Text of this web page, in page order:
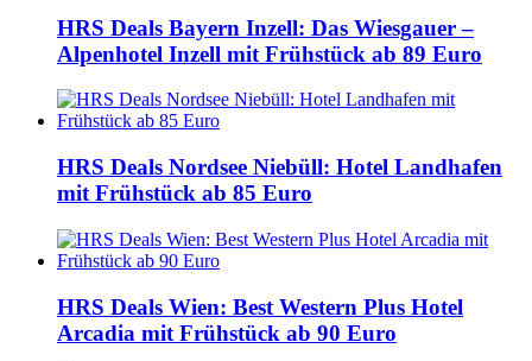
HRS Deals Bayern Inzell: Das Wiesgauer –
Alpenhotel Inzell mit Frühstück ab 89 Euro
HRS Deals Nordsee Niebüll: Hotel Landhafen
mit Frühstück ab 85 Euro
HRS Deals Wien: Best Western Plus Hotel
Arcadia mit Frühstück ab 90 Euro